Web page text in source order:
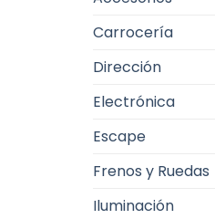
Carrocería
Dirección
Electrónica
Escape
Frenos y Ruedas
Iluminación